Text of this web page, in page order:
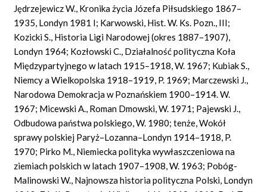
Jędrzejewicz W., Kronika życia Józefa Piłsudskiego 1867–
1935, Londyn 1981 I; Karwowski, Hist. W. Ks. Pozn., III;
Kozicki S., Historia Ligi Narodowej (okres 1887–1907),
Londyn 1964; Kozłowski C., Działalność polityczna Koła
Międzypartyjnego w latach 1915–1918, W. 1967; Kubiak S.,
Niemcy a Wielkopolska 1918–1919, P. 1969; Marczewski J.,
Narodowa Demokracja w Poznańskiem 1900–1914. W.
1967; Micewski A., Roman Dmowski, W. 1971; Pajewski J.,
Odbudowa państwa polskiego, W. 1980; tenże, Wokół
sprawy polskiej Paryż–Lozanna–Londyn 1914–1918, P.
1970; Pirko M., Niemiecka polityka wywłaszczeniowa na
ziemiach polskich w latach 1907–1908, W. 1963; Pobóg-
Malinowski W., Najnowsza historia polityczna Polski, Londyn